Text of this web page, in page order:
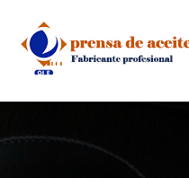
content